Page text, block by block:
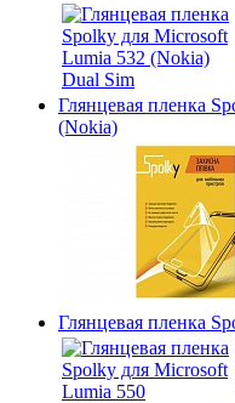
Глянцевая пленка
(Nokia)
Глянцевая пленка